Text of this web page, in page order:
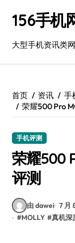
156手机
大型手机资讯类
首页 资讯 手
荣耀500 Pro
手机评测
荣耀500
评测
由 dawei 7 月
#MOLLY #真机深